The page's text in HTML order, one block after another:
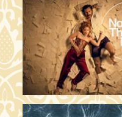
NÉLKÜLED? (12)
19:00 Díszterem
ODÜSSZEIA (16)